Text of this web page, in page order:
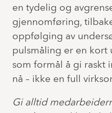
en tydelig og
gjennomføring,
oppfølging av
pulsmåling er en kort
som formål å gi raskt
nå – ikke en full
Gi alltid